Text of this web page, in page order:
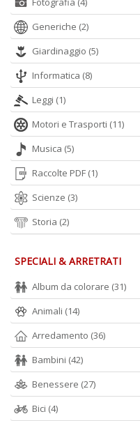
Generiche (2)
Giardinaggio (5)
Informatica (8)
Leggi (1)
Motori e Trasporti (11)
Musica (5)
Raccolte PDF (1)
Scienze (3)
Storia (2)
SPECIALI & ARRETRATI
Album da colorare (31)
Animali (14)
Arredamento (36)
Bambini (42)
Benessere (27)
Bici (4)